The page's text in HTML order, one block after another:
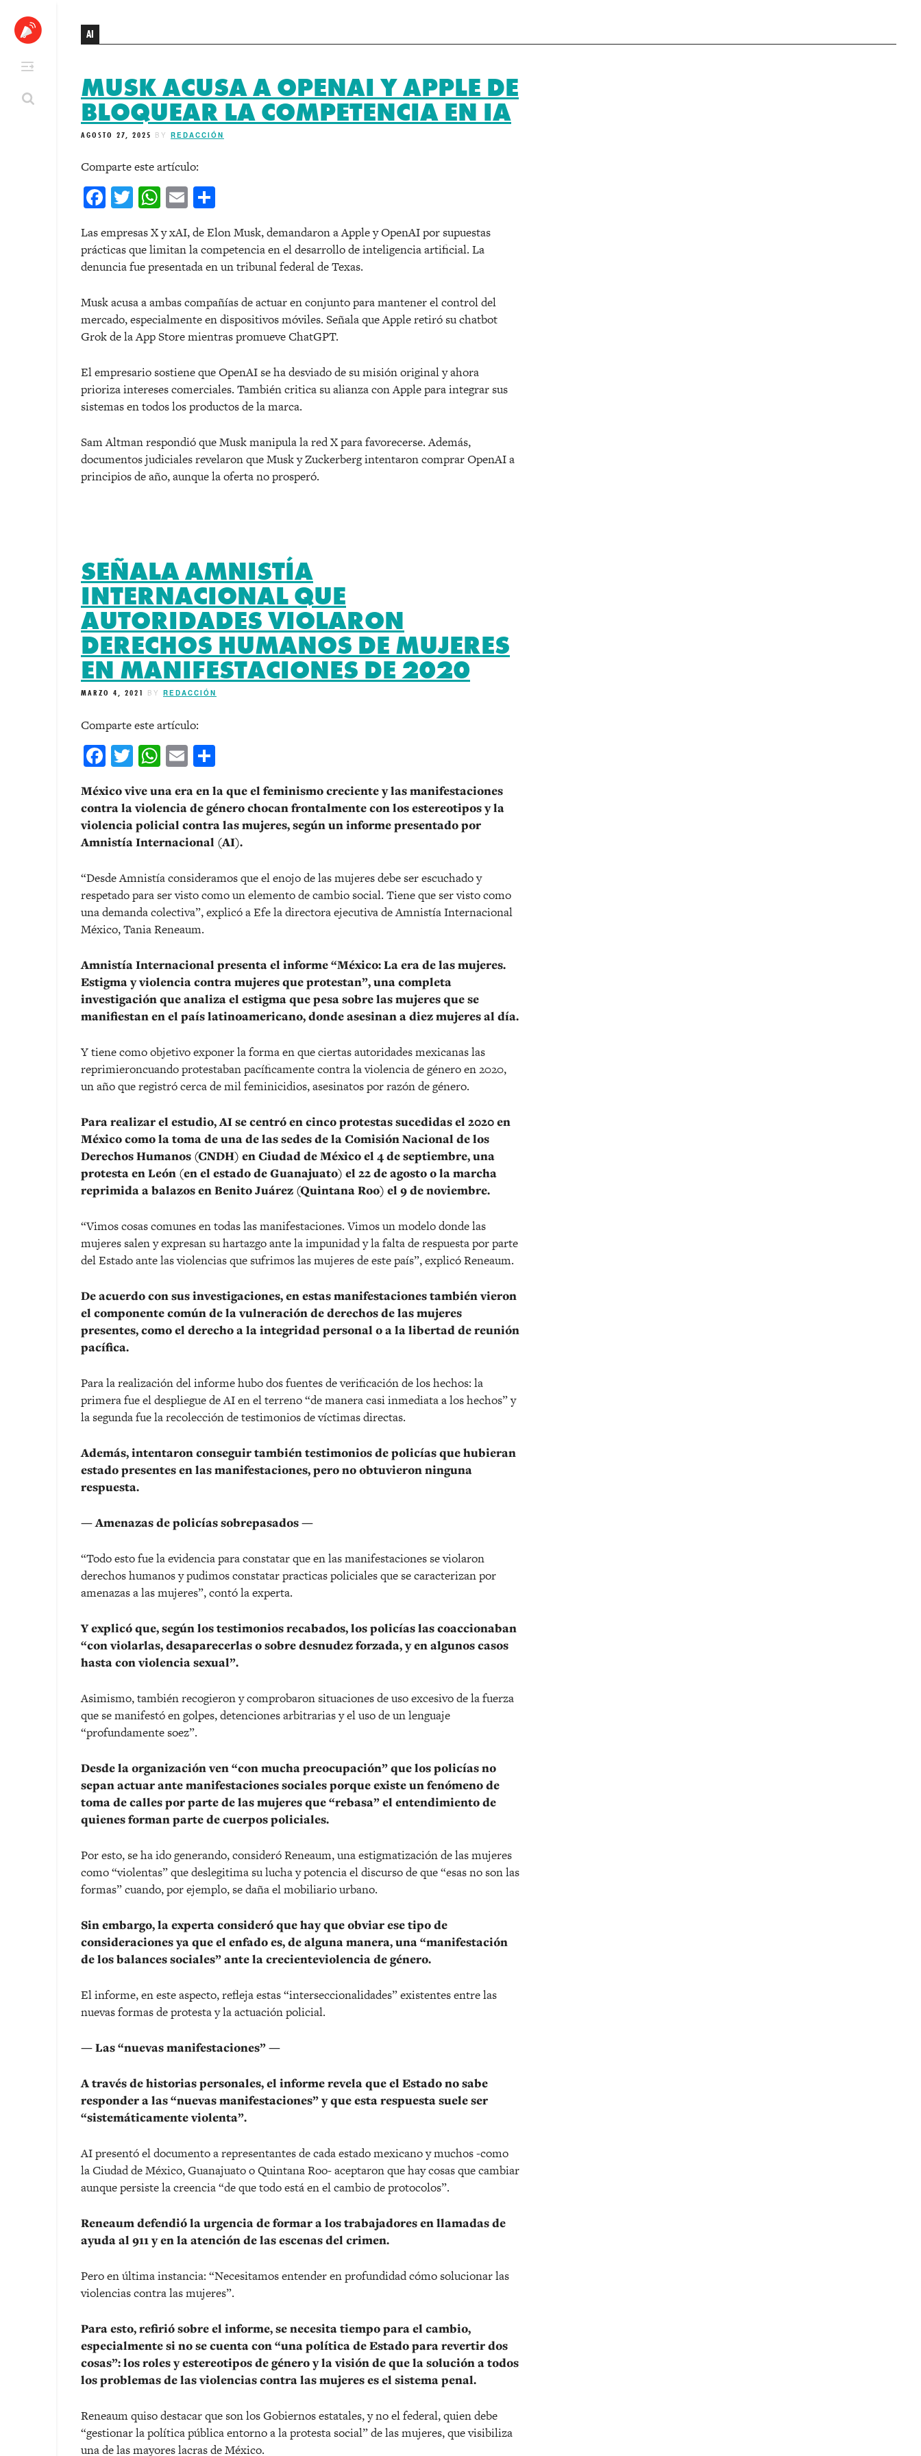
content
AI
MUSK ACUSA A OPENAI Y APPLE DE
BLOQUEAR LA COMPETENCIA EN IA
AGOSTO 27, 2025 BY REDACCIÓN
Comparte este artículo:
Facebook
Twitter
WhatsApp
Email
Las empresas X y xAI, de Elon Musk, demandaron a Apple y OpenAI por supuestas
prácticas que limitan la competencia en el desarrollo de inteligencia artificial. La
denuncia fue presentada en un tribunal federal de Texas.
Musk acusa a ambas compañías de actuar en conjunto para mantener el control del
mercado, especialmente en dispositivos móviles. Señala que Apple retiró su chatbot
Grok de la App Store mientras promueve ChatGPT.
El empresario sostiene que OpenAI se ha desviado de su misión original y ahora
prioriza intereses comerciales. También critica su alianza con Apple para integrar sus
sistemas en todos los productos de la marca.
Sam Altman respondió que Musk manipula la red X para favorecerse. Además,
documentos judiciales revelaron que Musk y Zuckerberg intentaron comprar OpenAI a
principios de año, aunque la oferta no prosperó.
SEÑALA AMNISTÍA
INTERNACIONAL QUE
AUTORIDADES VIOLARON
DERECHOS HUMANOS DE MUJERES
EN MANIFESTACIONES DE 2020
MARZO 4, 2021 BY REDACCIÓN
Comparte este artículo:
Facebook
Twitter
WhatsApp
Email
México vive una era en la que el feminismo creciente y las manifestaciones
contra la violencia de género chocan frontalmente con los estereotipos y la
violencia policial contra las mujeres, según un informe presentado por
Amnistía Internacional (AI).
“Desde Amnistía consideramos que el enojo de las mujeres debe ser escuchado y
respetado para ser visto como un elemento de cambio social. Tiene que ser visto como
una demanda colectiva”, explicó a Efe la directora ejecutiva de Amnistía Internacional
México, Tania Reneaum.
Amnistía Internacional presenta el informe “México: La era de las mujeres.
Estigma y violencia contra mujeres que protestan”, una completa
investigación que analiza el estigma que pesa sobre las mujeres que se
manifiestan en el país latinoamericano, donde asesinan a diez mujeres al día.
Y tiene como objetivo exponer la forma en que ciertas autoridades mexicanas las
reprimieroncuando protestaban pacíficamente contra la violencia de género en 2020,
un año que registró cerca de mil feminicidios, asesinatos por razón de género.
Para realizar el estudio, AI se centró en cinco protestas sucedidas el 2020 en
México como la toma de una de las sedes de la Comisión Nacional de los
Derechos Humanos (CNDH) en Ciudad de México el 4 de septiembre, una
protesta en León (en el estado de Guanajuato) el 22 de agosto o la marcha
reprimida a balazos en Benito Juárez (Quintana Roo) el 9 de noviembre.
“Vimos cosas comunes en todas las manifestaciones. Vimos un modelo donde las
mujeres salen y expresan su hartazgo ante la impunidad y la falta de respuesta por parte
del Estado ante las violencias que sufrimos las mujeres de este país”, explicó Reneaum.
De acuerdo con sus investigaciones, en estas manifestaciones también vieron
el componente común de la vulneración de derechos de las mujeres
presentes, como el derecho a la integridad personal o a la libertad de reunión
pacífica.
Para la realización del informe hubo dos fuentes de verificación de los hechos: la
primera fue el despliegue de AI en el terreno “de manera casi inmediata a los hechos” y
la segunda fue la recolección de testimonios de víctimas directas.
Además, intentaron conseguir también testimonios de policías que hubieran
estado presentes en las manifestaciones, pero no obtuvieron ninguna
respuesta.
— Amenazas de policías sobrepasados —
“Todo esto fue la evidencia para constatar que en las manifestaciones se violaron
derechos humanos y pudimos constatar practicas policiales que se caracterizan por
amenazas a las mujeres”, contó la experta.
Y explicó que, según los testimonios recabados, los policías las coaccionaban
“con violarlas, desaparecerlas o sobre desnudez forzada, y en algunos casos
hasta con violencia sexual”.
Asimismo, también recogieron y comprobaron situaciones de uso excesivo de la fuerza
que se manifestó en golpes, detenciones arbitrarias y el uso de un lenguaje
“profundamente soez”.
Desde la organización ven “con mucha preocupación” que los policías no
sepan actuar ante manifestaciones sociales porque existe un fenómeno de
toma de calles por parte de las mujeres que “rebasa” el entendimiento de
quienes forman parte de cuerpos policiales.
Por esto, se ha ido generando, consideró Reneaum, una estigmatización de las mujeres
como “violentas” que deslegitima su lucha y potencia el discurso de que “esas no son las
formas” cuando, por ejemplo, se daña el mobiliario urbano.
Sin embargo, la experta consideró que hay que obviar ese tipo de
consideraciones ya que el enfado es, de alguna manera, una “manifestación
de los balances sociales” ante la crecienteviolencia de género.
El informe, en este aspecto, refleja estas “interseccionalidades” existentes entre las
nuevas formas de protesta y la actuación policial.
— Las “nuevas manifestaciones” —
A través de historias personales, el informe revela que el Estado no sabe
responder a las “nuevas manifestaciones” y que esta respuesta suele ser
“sistemáticamente violenta”.
AI presentó el documento a representantes de cada estado mexicano y muchos -como
la Ciudad de México, Guanajuato o Quintana Roo- aceptaron que hay cosas que cambiar
aunque persiste la creencia “de que todo está en el cambio de protocolos”.
Reneaum defendió la urgencia de formar a los trabajadores en llamadas de
ayuda al 911 y en la atención de las escenas del crimen.
Pero en última instancia: “Necesitamos entender en profundidad cómo solucionar las
violencias contra las mujeres”.
Para esto, refirió sobre el informe, se necesita tiempo para el cambio,
especialmente si no se cuenta con “una política de Estado para revertir dos
cosas”: los roles y estereotipos de género y la visión de que la solución a todos
los problemas de las violencias contra las mujeres es el sistema penal.
Reneaum quiso destacar que son los Gobiernos estatales, y no el federal, quien debe
“gestionar la política pública entorno a la protesta social” de las mujeres, que visibiliza
una de las mayores lacras de México.